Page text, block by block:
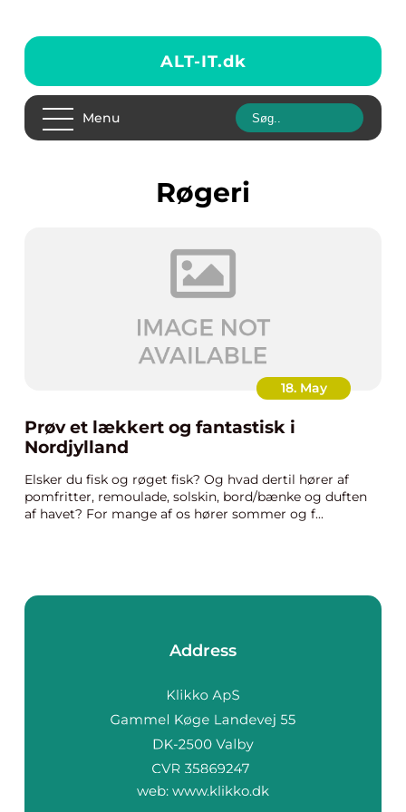
ALT-IT.dk
Menu
røgeri
18. May
Prøv et lækkert og fantastisk i
Nordjylland
Elsker du fisk og røget fisk? Og hvad dertil hører af
pomfritter, remoulade, solskin, bord/bænke og duften
af havet? For mange af os hører sommer og f...
Address
web: www.klikko.dk